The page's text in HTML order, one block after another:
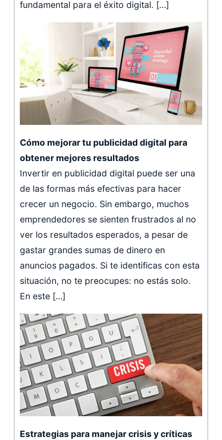
fundamental para el éxito digital. […]
Cómo mejorar tu publicidad digital para
obtener mejores resultados
Invertir en publicidad digital puede ser una
de las formas más efectivas para hacer
crecer un negocio. Sin embargo, muchos
emprendedores se sienten frustrados al no
ver los resultados esperados, a pesar de
gastar grandes sumas de dinero en
anuncios pagados. Si te identificas con esta
situación, no te preocupes: no estás solo.
En este […]
Estrategias para manejar crisis y críticas